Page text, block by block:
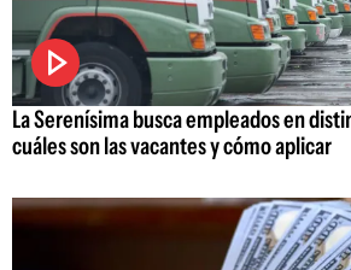
La Serenísima busca empleados en
cuáles son las vacantes y cómo aplicar